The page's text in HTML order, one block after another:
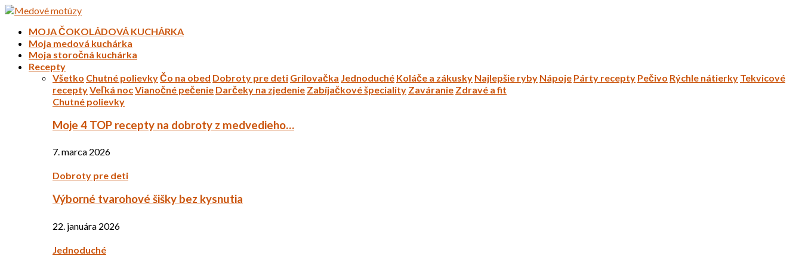
MOJA ČOKOLÁDOVÁ KUCHÁRKA
Moja medová kuchárka
Moja storočná kuchárka
Recepty
Všetko Chutné polievkyČo na obed Dobroty pre deti Grilovačka Jednoduché Koláče a zákusky Najlepšie ryby Nápoje Párty recepty Pečivo Rýchle nátierky Tekvicové
receptyVeľká nocVianočné pečenie Darčeky na zjedenie Zabíjačkové špeciality Zaváranie Zdravé a fit
Chutné polievky
Moje 4 TOP recepty na dobroty z medvedieho…
7. marca 2026
Dobroty pre deti
Výborné tvarohové šišky bez kysnutia
22. januára 2026
Jednoduché